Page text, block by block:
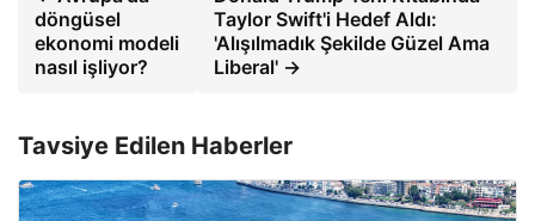
döngüsel
ekonomi modeli
nasıl işliyor?
Taylor Swift'i Hedef Aldı:
'Alışılmadık Şekilde Güzel Ama
Liberal' →
Tavsiye Edilen Haberler